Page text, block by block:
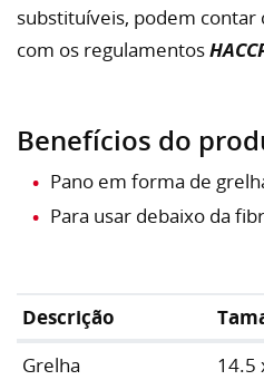
substituíveis, podem
com os regulamentos
Benefícios do
Pano em forma de
Para usar debaixo da
Descrição
Grelha
14.5